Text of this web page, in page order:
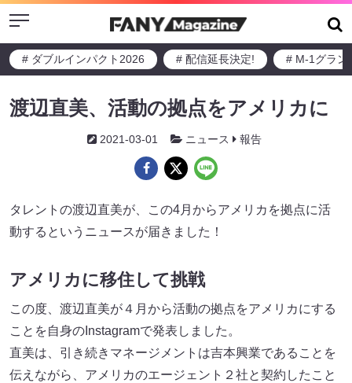
Menu
# ダブルインパクト2026 # 配信延長決定! # M-1グラン
渡辺直美、活動の拠点をアメリカに
2021-03-01 ニュース 報告
タレントの渡辺直美が、この4月からアメリカを拠点に活
動するというニュースが届きました！
アメリカに移住して挑戦
この度、渡辺直美が４月から活動の拠点をアメリカにする
ことを自身のInstagramで発表しました。
直美は、引き続きマネージメントは吉本興業であることを
伝えながら、アメリカのエージェント２社と契約したこと